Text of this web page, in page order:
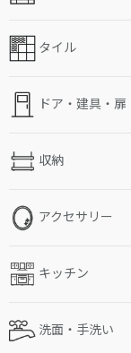
タイル
ドア・建具・扉
収納
アクセサリー
キッチン
洗面・手洗い